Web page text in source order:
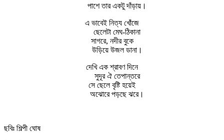
পাশে তার একটু দাঁড়ায়।
এ ভাবেই নিত্য খোঁজে
ছেলেটা মেঘ-ঠিকানা
সাগরে, নদীর বুকে
উড়িয়ে উজল ডানা।
দেখি এক শ্রাবণ দিনে
সুদূর ঐ তেপান্তরে
সে ছেলে বৃষ্টি হয়েই
অঝোরে পড়ছে ঝরে।
ছবিঃ শিল্পী ঘোষ